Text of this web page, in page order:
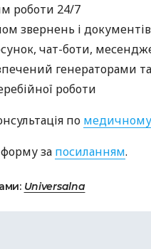
роботи 24/7
звернень і
чат-боти,
генераторами
роботи
по
за посиланням.
Universalna